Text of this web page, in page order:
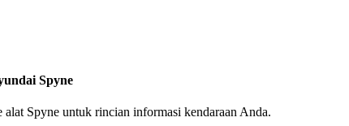
Spyne
Spyne untuk rincian informasi kendaraan Anda.